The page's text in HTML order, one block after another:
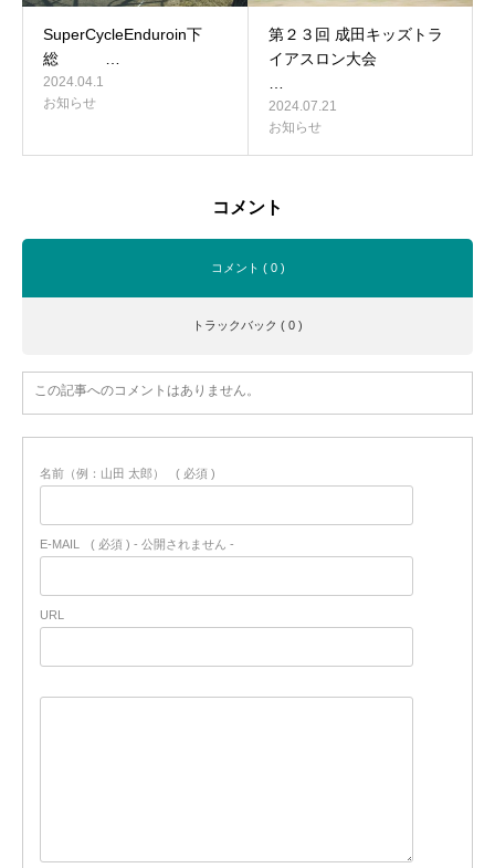
SuperCycleEnduroin下
総 …
2024.04.1
お知らせ
第２３回 成田キッズトラ
イアスロン大会
2024.07.21
お知らせ
コメント
コメント ( 0 )
トラックバック ( 0 )
この記事へのコメントはありません。
名前（例：山田 太郎） ( 必須 )
E-MAIL ( 必須 ) - 公開されません -
URL